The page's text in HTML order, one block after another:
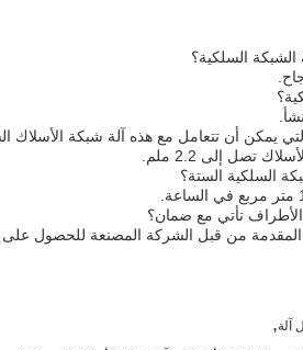
الشبكة السلكية؟
يمكن أن تتعامل مع هذه آلة شبكة الأسلاك
تصل إلى 2.2 ملم.
السلكية الستة؟
تأتي مع ضمان؟
المقدمة من قبل الشركة المصنعة للحصول
آلة,